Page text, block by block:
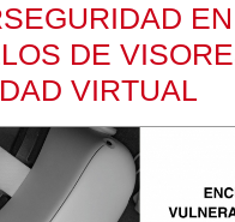
DE
VIRTUAL